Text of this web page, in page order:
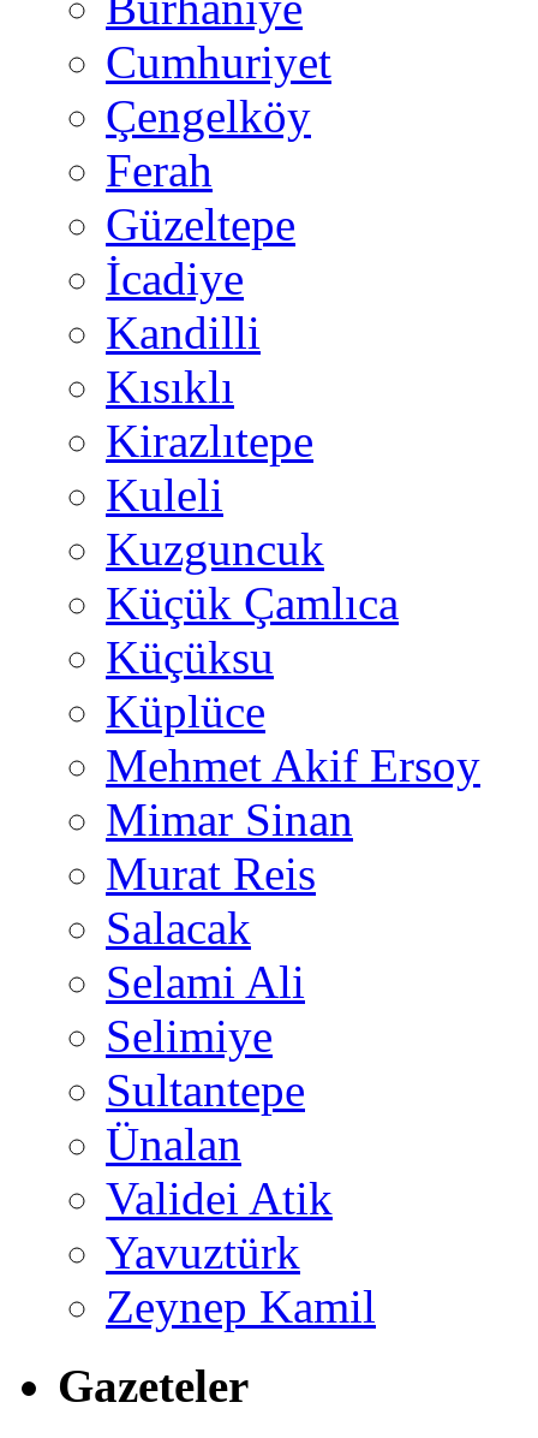
Cumhuriyet
Çengelköy
Ferah
Güzeltepe
İcadiye
Kandilli
Kısıklı
Kirazlıtepe
Kuleli
Kuzguncuk
Küçük Çamlıca
Küçüksu
Küplüce
Mehmet Akif Ersoy
Mimar Sinan
Murat Reis
Salacak
Selami Ali
Selimiye
Sultantepe
Ünalan
Validei Atik
Yavuztürk
Zeynep Kamil
Gazeteler